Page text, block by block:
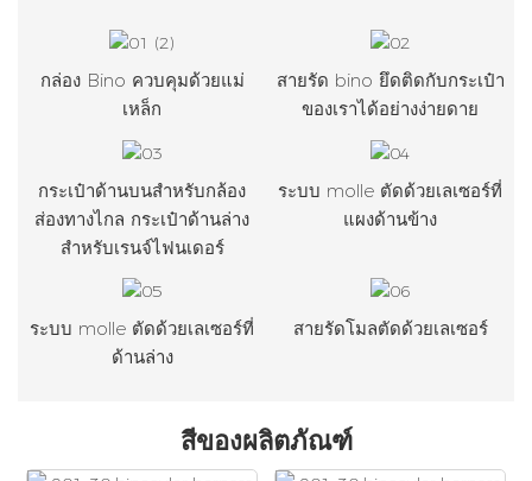
กล่อง Bino ควบคุมด้วยแม่
เหล็ก
สายรัด bino ยึดติดกับกระเป๋า
ของเราได้อย่างง่ายดาย
กระเป๋าด้านบนสำหรับกล้อง
ส่องทางไกล กระเป๋าด้านล่าง
สำหรับเรนจ์ไฟนเดอร์
ระบบ molle ตัดด้วยเลเซอร์ที่
แผงด้านข้าง
ระบบ molle ตัดด้วยเลเซอร์ที่
ด้านล่าง
สายรัดโมลตัดด้วยเลเซอร์
สีของผลิตภัณฑ์